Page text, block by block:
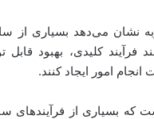
نشان می‌دهد بسیاری از
فرآیند کلیدی، بهبود
امور ایجاد کنند.
که بسیاری از فرآیندهای